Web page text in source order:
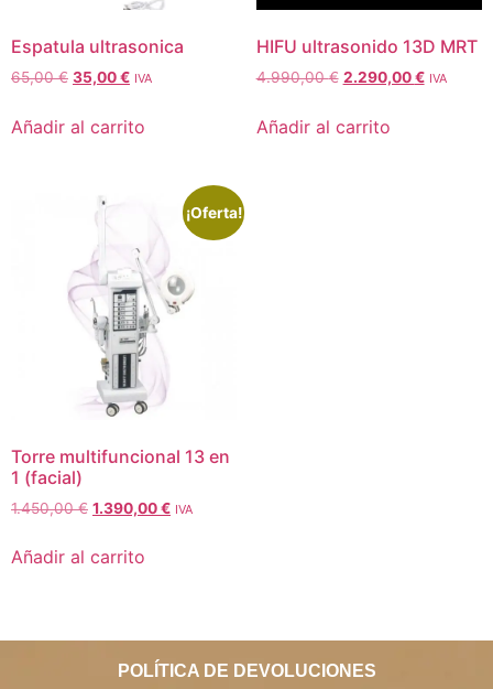
Espatula ultrasonica
65,00€ 35,00€ IVA
Añadir al carrito
HIFU ultrasonido 13D MRT
4.990,00€ 2.290,00€ IVA
Añadir al carrito
¡Oferta!
Torre multifuncional 13 en
1 (facial)
1.450,00€ 1.390,00€ IVA
Añadir al carrito
POLÍTICA DE DEVOLUCIONES